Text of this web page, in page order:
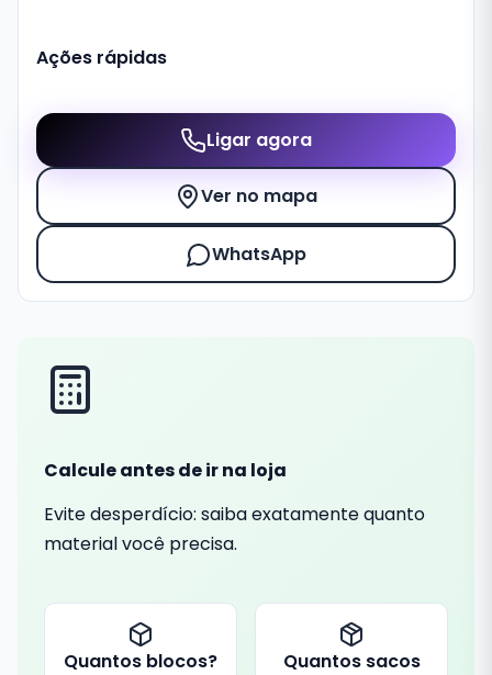
Ações rápidas
Ligar agora
Ver no mapa
WhatsApp
Calcule antes de ir na loja
Evite desperdício: saiba exatamente quanto
material você precisa.
Quantos blocos?
Quantos sacos